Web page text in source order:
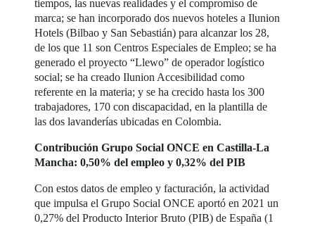
tiempos, las nuevas realidades y el compromiso de
marca; se han incorporado dos nuevos hoteles a Ilunion
Hotels (Bilbao y San Sebastián) para alcanzar los 28,
de los que 11 son Centros Especiales de Empleo; se ha
generado el proyecto “Llewo” de operador logístico
social; se ha creado Ilunion Accesibilidad como
referente en la materia; y se ha crecido hasta los 300
trabajadores, 170 con discapacidad, en la plantilla de
las dos lavanderías ubicadas en Colombia.
Contribución Grupo Social ONCE en Castilla-La
Mancha: 0,50% del empleo y 0,32% del PIB
Con estos datos de empleo y facturación, la actividad
que impulsa el Grupo Social ONCE aportó en 2021 un
0,27% del Producto Interior Bruto (PIB) de España (1